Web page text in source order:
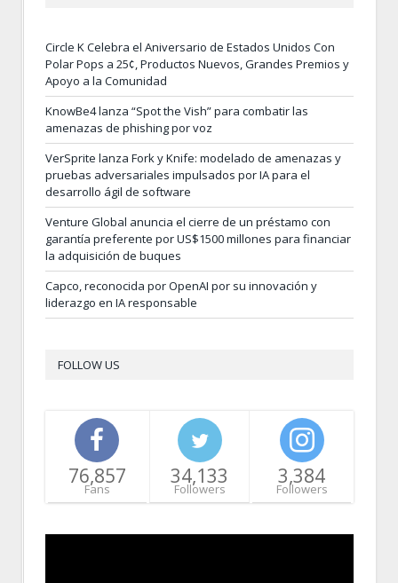
Circle K Celebra el Aniversario de Estados Unidos Con
Polar Pops a 25¢, Productos Nuevos, Grandes Premios y
Apoyo a la Comunidad
KnowBe4 lanza “Spot the Vish” para combatir las
amenazas de phishing por voz
VerSprite lanza Fork y Knife: modelado de amenazas y
pruebas adversariales impulsados por IA para el
desarrollo ágil de software
Venture Global anuncia el cierre de un préstamo con
garantía preferente por US$1500 millones para financiar
la adquisición de buques
Capco, reconocida por OpenAI por su innovación y
liderazgo en IA responsable
FOLLOW US
76,857
Fans
34,133
Followers
3,384
Followers